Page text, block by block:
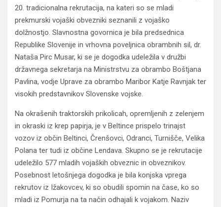
20. tradicionalna rekrutacija, na kateri so se mladi
prekmurski vojaški obvezniki seznanili z vojaško
dolžnostjo. Slavnostna govornica je bila predsednica
Republike Slovenije in vrhovna poveljnica obrambnih sil, dr.
Nataša Pirc Musar, ki se je dogodka udeležila v družbi
državnega sekretarja na Ministrstvu za obrambo Boštjana
Pavlina, vodje Uprave za obrambo Maribor Katje Ravnjak ter
visokih predstavnikov Slovenske vojske.
Na okrašenih traktorskih prikolicah, opremljenih z zelenjem
in okraski iz krep papirja, je v Beltince prispelo trinajst
vozov iz občin Beltinci, Črenšovci, Odranci, Turnišče, Velika
Polana ter tudi iz občine Lendava. Skupno se je rekrutacije
udeležilo 577 mladih vojaških obveznic in obveznikov.
Posebnost letošnjega dogodka je bila konjska vprega
rekrutov iz Ižakovcev, ki so obudili spomin na čase, ko so
mladi iz Pomurja na ta način odhajali k vojakom. Naziv